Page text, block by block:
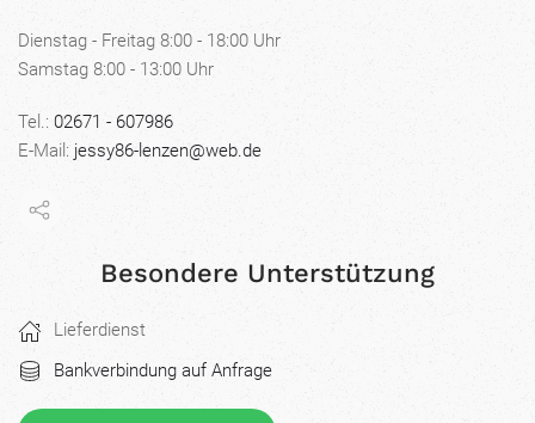
Dienstag - Freitag 8:00 - 18:00 Uhr
Samstag 8:00 - 13:00 Uhr
Tel.: 02671 - 607986
E-Mail: jessy86-lenzen@web.de
Besondere Unterstützung
Lieferdienst
Bankverbindung auf Anfrage